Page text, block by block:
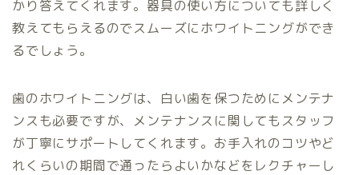
かり答えてくれます。器具の使い方についても詳しく
教えてもらえるのでスムーズにホワイトニングができ
るでしょう。
歯のホワイトニングは、白い歯を保つためにメンテナ
ンスも必要ですが、メンテナンスに関してもスタッフ
が丁寧にサポートしてくれます。お手入れのコツやど
れくらいの期間で通ったらよいかなどをレクチャーし